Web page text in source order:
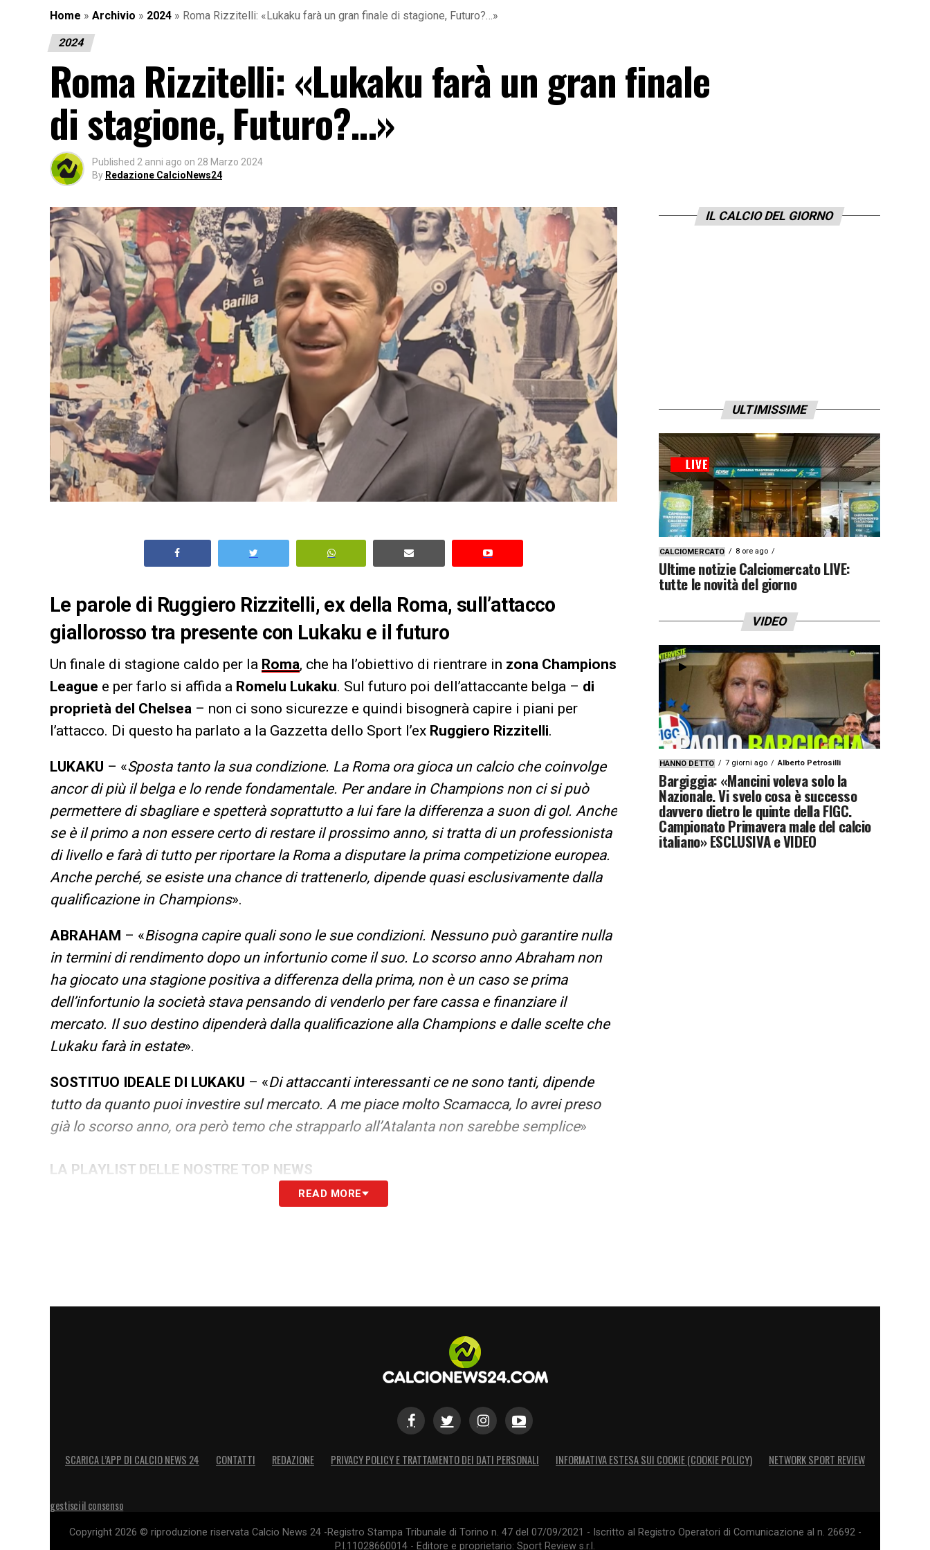
Home » Archivio » 2024 » Roma Rizzitelli: «Lukaku farà un gran finale di stagione, Futuro?…»
2024
Roma Rizzitelli: «Lukaku farà un gran finale
di stagione, Futuro?…»
Published 2 anni ago on 28 Marzo 2024
By Redazione CalcioNews24
Le parole di Ruggiero Rizzitelli, ex della Roma, sull’attacco
giallorosso tra presente con Lukaku e il futuro
Un finale di stagione caldo per la Roma, che ha l’obiettivo di rientrare in zona Champions
League e per farlo si affida a Romelu Lukaku. Sul futuro poi dell’attaccante belga – di
proprietà del Chelsea – non ci sono sicurezze e quindi bisognerà capire i piani per
l’attacco. Di questo ha parlato a la Gazzetta dello Sport l’ex Ruggiero Rizzitelli.
LUKAKU – «Sposta tanto la sua condizione. La Roma ora gioca un calcio che coinvolge
ancor di più il belga e lo rende fondamentale. Per andare in Champions non ci si può
permettere di sbagliare e spetterà soprattutto a lui fare la differenza a suon di gol. Anche
se è il primo a non essere certo di restare il prossimo anno, si tratta di un professionista
di livello e farà di tutto per riportare la Roma a disputare la prima competizione europea.
Anche perché, se esiste una chance di trattenerlo, dipende quasi esclusivamente dalla
qualificazione in Champions».
ABRAHAM – «Bisogna capire quali sono le sue condizioni. Nessuno può garantire nulla
in termini di rendimento dopo un infortunio come il suo. Lo scorso anno Abraham non
ha giocato una stagione positiva a differenza della prima, non è un caso se prima
dell’infortunio la società stava pensando di venderlo per fare cassa e finanziare il
mercato. Il suo destino dipenderà dalla qualificazione alla Champions e dalle scelte che
Lukaku farà in estate».
SOSTITUO IDEALE DI LUKAKU – «Di attaccanti interessanti ce ne sono tanti, dipende
tutto da quanto puoi investire sul mercato. A me piace molto Scamacca, lo avrei preso
già lo scorso anno, ora però temo che strapparlo all’Atalanta non sarebbe semplice»
LA PLAYLIST DELLE NOSTRE TOP NEWS
READ MORE
IL CALCIO DEL GIORNO
ULTIMISSIME
CALCIOMERCATO 8 ore ago
Ultime notizie Calciomercato LIVE:
tutte le novità del giorno
VIDEO
HANNO DETTO 7 giorni ago Alberto Petrosilli
Bargiggia: «Mancini voleva solo la
Nazionale. Vi svelo cosa è successo
davvero dietro le quinte della FIGC.
Campionato Primavera male del calcio
italiano» ESCLUSIVA e VIDEO
SCARICA L’APP DI CALCIO NEWS 24 CONTATTI REDAZIONE PRIVACY POLICY E TRATTAMENTO DEI DATI PERSONALI INFORMATIVA ESTESA SUI COOKIE (COOKIE POLICY) NETWORK SPORT REVIEW
gestisci il consenso
Copyright 2026 © riproduzione riservata Calcio News 24 -Registro Stampa Tribunale di Torino n. 47 del 07/09/2021 - Iscritto al Registro Operatori di Comunicazione al n. 26692 -
P.I.11028660014 - Editore e proprietario: Sport Review s.r.l.